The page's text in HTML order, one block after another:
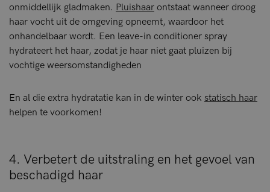
onmiddellijk gladmaken. Pluishaar ontstaat wanneer droog
haar vocht uit de omgeving opneemt, waardoor het
onhandelbaar wordt. Een leave-in conditioner spray
hydrateert het haar, zodat je haar niet gaat pluizen bij
vochtige weersomstandigheden
En al die extra hydratatie kan in de winter ook statisch haar
helpen te voorkomen!
4. Verbetert de uitstraling en het gevoel van
beschadigd haar